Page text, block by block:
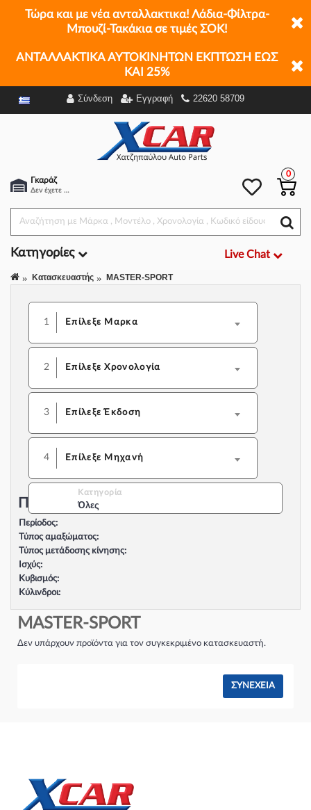
Τώρα και με νέα ανταλλακτικα! Λάδια-Φίλτρα-
Μπουζί-Τακάκια σε τιμές ΣΟΚ!
ΑΝΤΑΛΛΑΚΤΙΚΑ ΑΥΤΟΚΙΝΗΤΩΝ ΕΚΠΤΩΣΗ ΕΩΣ
ΚΑΙ 25%
Σύνδεση Εγγραφή 22620 58709
Γκαράζ
Δεν έχετε επιλέξει αμάξι.
0
Κατηγορίες Live Chat
Κατασκευαστής MASTER-SPORT
1 Επίλεξε Μαρκα
2 Επίλεξε Χρονολογία
3 Επίλεξε Έκδοση
4 Επίλεξε Μηχανή
Κατηγορία
Όλες
Περιγραφή Αυτοκινήτου:
Περίοδος:
Τύπος αμαξώματος:
Τύπος μετάδοσης κίνησης:
Ισχύς:
Κυβισμός:
Κύλινδροι:
Τύπος κινητήρα:
MASTER-SPORT
Δεν υπάρχουν προϊόντα για τον συγκεκριμένο κατασκευαστή.
ΣΥΝΈΧΕΙΑ